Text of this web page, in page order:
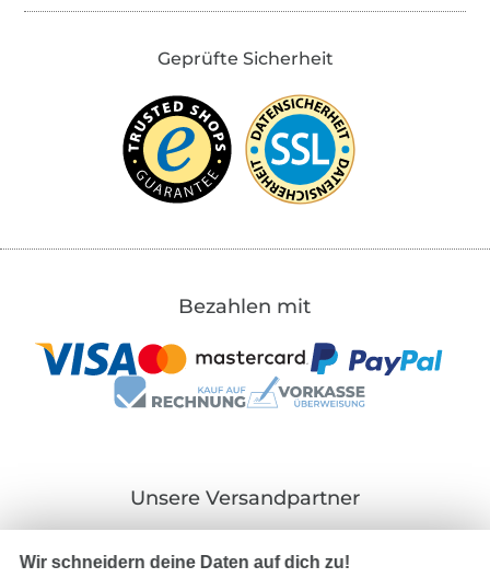
Geprüfte Sicherheit
Bezahlen mit
Unsere Versandpartner
Wir schneidern deine Daten auf dich zu!